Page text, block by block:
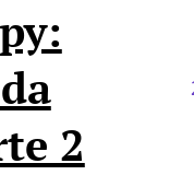
2